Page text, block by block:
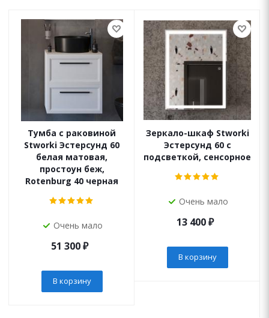
Тумба с раковиной
Stworki Эстерсунд 60
белая матовая,
простоун беж,
Rotenburg 40 черная
Очень мало
51 300₽
В корзину
Зеркало-шкаф Stworki
Эстерсунд 60 с
подсветкой, сенсорное
Очень мало
13 400₽
В корзину